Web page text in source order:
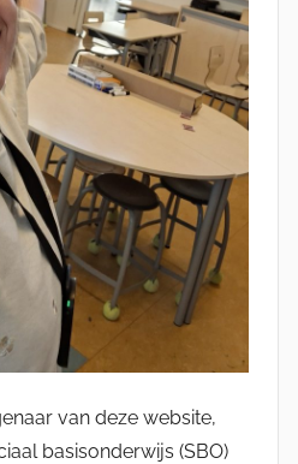
van deze website,
basisonderwijs (SBO)